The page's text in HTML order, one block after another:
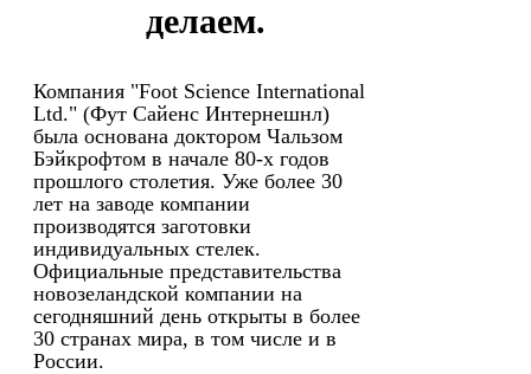
делаем.
Компания "Foot Science International
Ltd." (Фут Сайенс Интернешнл)
была основана доктором Чальзом
Бэйкрофтом в начале 80-х годов
прошлого столетия. Уже более 30
лет на заводе компании
производятся заготовки
индивидуальных стелек.
Официальные представительства
новозеландской компании на
сегодняшний день открыты в более
30 странах мира, в том числе и в
России.